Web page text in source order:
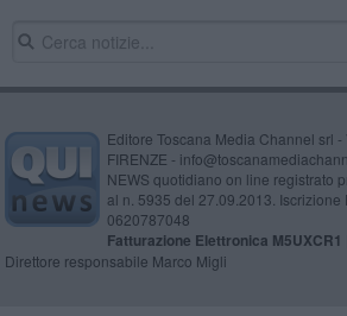
Editore Toscana Media Channel srl
FIRENZE -
NEWS quotidiano on line registrato
al n. 5935 del 27.09.2013. Iscrizione
0620787048
Fatturazione Elettronica M5UXCR1 |
Direttore responsabile Marco Migli